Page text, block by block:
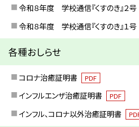
令和８年度 学校通信『くすのき』２号
令和８年度 学校通信『くすのき』１号
各種おしらせ
コロナ治癒証明書 PDF
インフルエンザ治癒証明書 PDF
インフル、コロナ以外治癒証明書